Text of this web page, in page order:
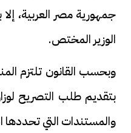
جمهورية مصر العربية،
الوزير المختص.
وبحسب القانون تلتزم
بتقديم طلب التصريح
والمستندات التي تحددها